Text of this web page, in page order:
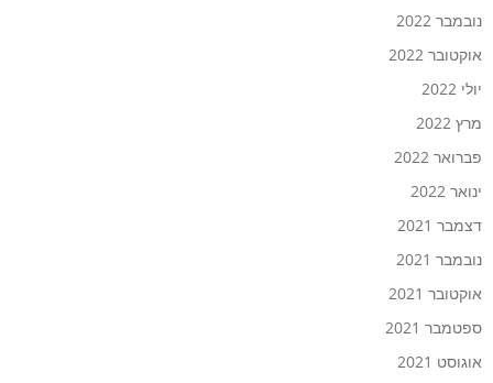
נובמבר 2022
אוקטובר 2022
יולי 2022
מרץ 2022
פברואר 2022
ינואר 2022
דצמבר 2021
נובמבר 2021
אוקטובר 2021
ספטמבר 2021
אוגוסט 2021